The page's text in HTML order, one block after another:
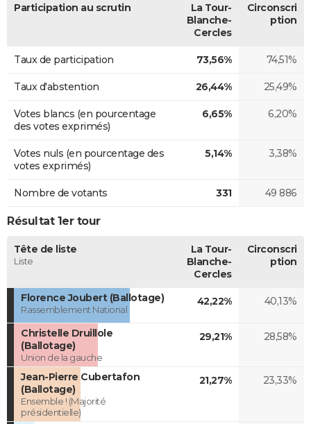
Participation au scrutin
La Tour-
Blanche-
Cercles
Circonscri
ption
Taux de participation 73,56% 74,51%
Taux d'abstention 26,44% 25,49%
Votes blancs (en pourcentage
des votes exprimés)
6,65% 6,20%
Votes nuls (en pourcentage des
votes exprimés)
5,14% 3,38%
Nombre de votants 331 49 886
Résultat 1er tour
Tête de liste
Liste
La Tour-
Blanche-
Cercles
Circonscri
ption
Florence Joubert (Ballotage)
Rassemblement National
42,22% 40,13%
Christelle Druillole
(Ballotage)
Union de la gauche
29,21% 28,58%
Jean-Pierre Cubertafon
(Ballotage)
Ensemble ! (Majorité
présidentielle)
21,27% 23,33%